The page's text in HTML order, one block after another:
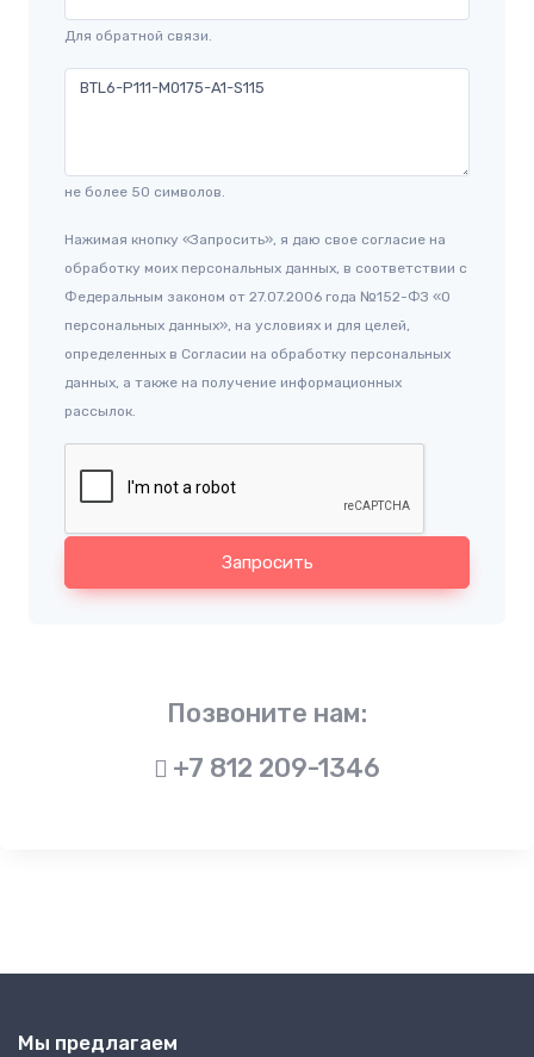
Для обратной связи.
не более 50 символов.
Нажимая кнопку «Запросить», я даю свое согласие на
обработку моих персональных данных, в соответствии с
Федеральным законом от 27.07.2006 года №152-ФЗ «О
персональных данных», на условиях и для целей,
определенных в Согласии на обработку персональных
данных, а также на получение информационных
рассылок.
Запросить
Позвоните нам:
+7 812 209-1346
Мы предлагаем